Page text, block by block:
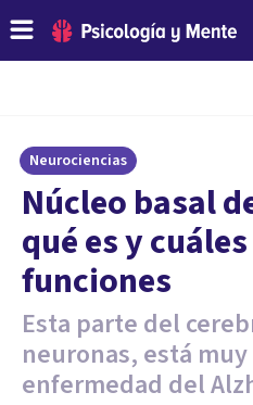
Neurociencias
Núcleo basal
qué es y
funciones
Esta parte del
neuronas, está
enfermedad del